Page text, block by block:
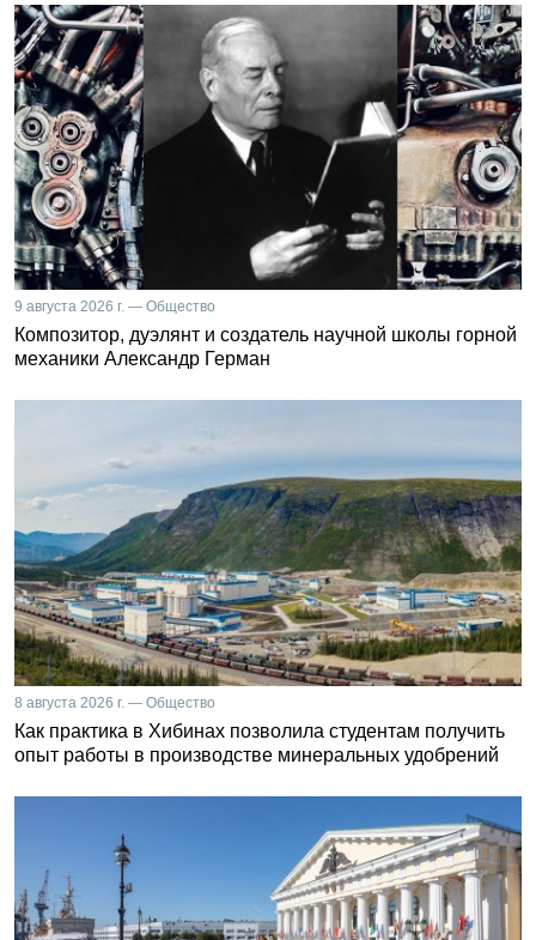
9 августа 2026 г. — Общество
Композитор, дуэлянт и создатель научной школы горной
механики Александр Герман
8 августа 2026 г. — Общество
Как практика в Хибинах позволила студентам получить
опыт работы в производстве минеральных удобрений